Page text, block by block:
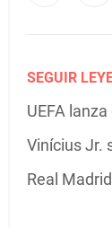
SEGUIR
UEFA
Vinícius Jr.
Real